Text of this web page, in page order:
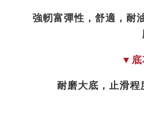
強軔富彈性，舒適，耐
▼
耐磨大底，止滑程